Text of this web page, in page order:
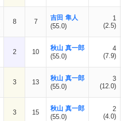
8 7
吉田 隼人
(55.0)
1
(2.5)
2 10
秋山 真一郎
(55.0)
4
(7.9)
3 13
秋山 真一郎
(55.0)
3
(12.0)
3 15
秋山 真一郎
(55.0)
2
(4.0)